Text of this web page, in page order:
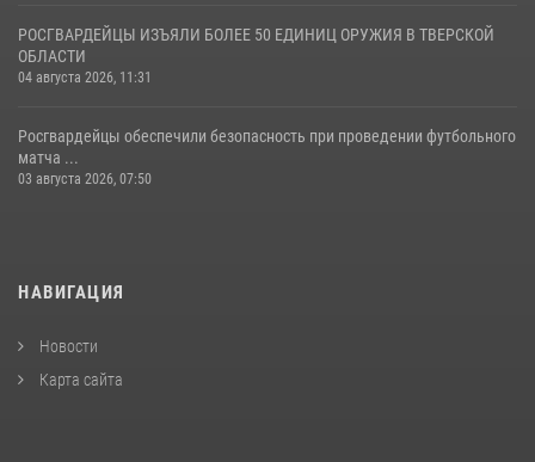
РОСГВАРДЕЙЦЫ ИЗЪЯЛИ БОЛЕЕ 50 ЕДИНИЦ ОРУЖИЯ В ТВЕРСКОЙ
ОБЛАСТИ
04 августа 2026, 11:31
Росгвардейцы обеспечили безопасность при проведении футбольного
матча ...
03 августа 2026, 07:50
НАВИГАЦИЯ
Новости
Карта сайта